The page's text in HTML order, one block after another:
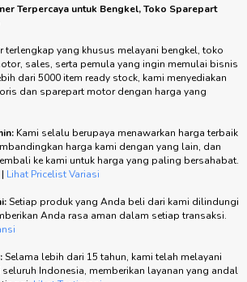
Terpercaya untuk Bengkel, Toko Sparepart
terlengkap yang khusus melayani bengkel, toko
sales, serta pemula yang ingin memulai bisnis
dari 5000 item ready stock, kami menyediakan
dan sparepart motor dengan harga yang
Kami selalu berupaya menawarkan harga terbaik
harga kami dengan yang lain, dan
ke kami untuk harga yang paling bersahabat.
| Lihat Pricelist Variasi
Setiap produk yang Anda beli dari kami dilindungi
Anda rasa aman dalam setiap transaksi.
Selama lebih dari 15 tahun, kami telah melayani
Indonesia, memberikan layanan yang andal